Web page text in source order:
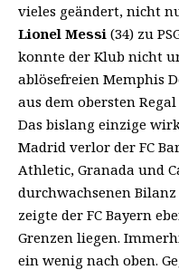
vieles geändert, nicht
Lionel Messi (34) zu
konnte der Klub nicht
ablösefreien Memphis
aus dem obersten Regal
Das bislang einzige
Madrid verlor der FC
Athletic, Granada und
durchwachsenen
zeigte der FC Bayern
Grenzen liegen.
ein wenig nach oben.